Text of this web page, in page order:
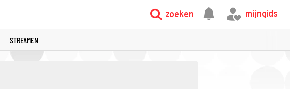
zoeken mijngids
STREAMEN